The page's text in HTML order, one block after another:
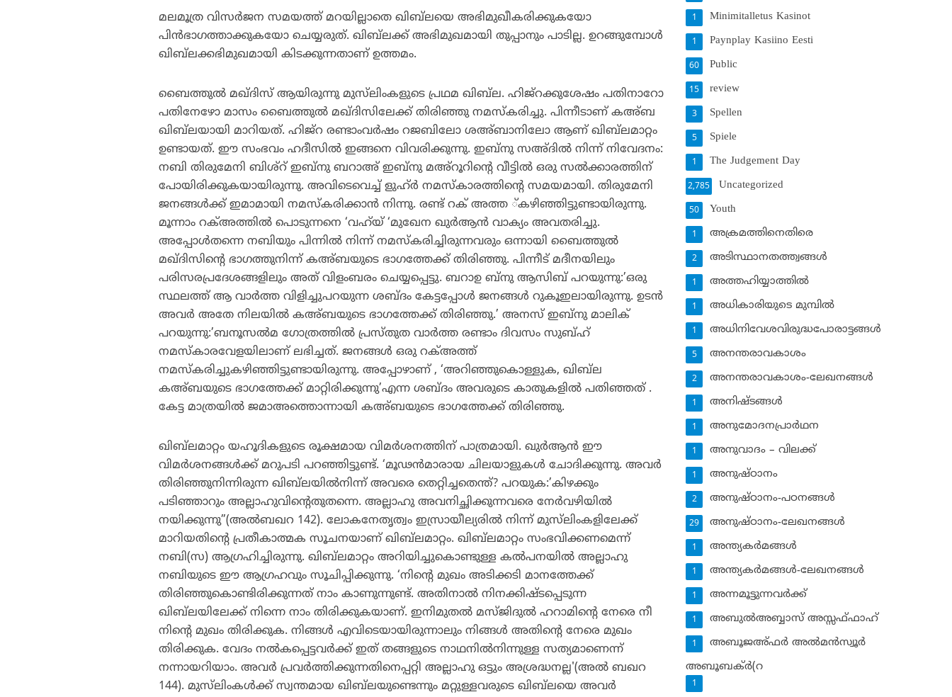
മലമൂത്ര വിസര്‍ജന സമയത്ത് മറയില്ലാതെ ഖിബ്‌ലയെ അഭിമുഖീകരിക്കുകയോ
പിന്‍ഭാഗത്താക്കുകയോ ചെയ്യരുത്. ഖിബ്‌ലക്ക് അഭിമുഖമായി തുപ്പാനും പാടില്ല. ഉറങ്ങുമ്പോള്‍
ഖിബ്‌ലക്കഭിമുഖമായി കിടക്കുന്നതാണ് ഉത്തമം.
ബൈത്തുല്‍ മഖ്ദിസ് ആയിരുന്നു മുസ്‌ലിംകളുടെ പ്രഥമ ഖിബ്‌ല. ഹിജ്‌റക്കുശേഷം പതിനാറോ
പതിനേഴോ മാസം ബൈത്തുല്‍ മഖ്ദിസിലേക്ക് തിരിഞ്ഞു നമസ്‌കരിച്ചു. പിന്നീടാണ് കഅ്ബ
ഖിബ്‌ലയായി മാറിയത്. ഹിജ്‌റ രണ്ടാംവര്‍ഷം റജബിലോ ശഅ്ബാനിലോ ആണ് ഖിബ്‌ലമാറ്റം
ഉണ്ടായത്. ഈ സംഭവം ഹദീസില്‍ ഇങ്ങനെ വിവരിക്കുന്നു. ഇബ്‌നു സഅ്ദില്‍ നിന്ന് നിവേദനം:
നബി തിരുമേനി ബിശ്‌റ് ഇബ്‌നു ബറാഅ് ഇബ്‌നു മഅ്‌റൂറിന്റെ വീട്ടില്‍ ഒരു സല്‍ക്കാരത്തിന്
പോയിരിക്കുകയായിരുന്നു. അവിടെവെച്ച് ളുഹ്ര്‍ നമസ്‌കാരത്തിന്റെ സമയമായി. തിരുമേനി
ജനങ്ങള്‍ക്ക് ഇമാമായി നമസ്‌കരിക്കാന്‍ നിന്നു. രണ്ട് റക് അത്ത ്കഴിഞ്ഞിട്ടുണ്ടായിരുന്നു.
മൂന്നാം റക്അത്തില്‍ പൊടുന്നനെ ‘വഹ്‌യ് ‘മുഖേന ഖുര്‍ആന്‍ വാക്യം അവതരിച്ചു.
അപ്പോള്‍തന്നെ നബിയും പിന്നില്‍ നിന്ന് നമസ്‌കരിച്ചിരുന്നവരും ഒന്നായി ബൈത്തുല്‍
മഖ്ദിസിന്റെ ഭാഗത്തുനിന്ന് കഅ്ബയുടെ ഭാഗത്തേക്ക് തിരിഞ്ഞു. പിന്നീട് മദീനയിലും
പരിസരപ്രദേശങ്ങളിലും അത് വിളംബരം ചെയ്യപ്പെട്ടു. ബറാഉ ബ്‌നു ആസിബ് പറയുന്നു:’ഒരു
സ്ഥലത്ത് ആ വാര്‍ത്ത വിളിച്ചുപറയുന്ന ശബ്ദം കേട്ടപ്പോള്‍ ജനങ്ങള്‍ റുകൂഇലായിരുന്നു. ഉടന്‍
അവര്‍ അതേ നിലയില്‍ കഅ്ബയുടെ ഭാഗത്തേക്ക് തിരിഞ്ഞു.’ അനസ് ഇബ്‌നു മാലിക്
പറയുന്നു:’ബനൂസല്‍മ ഗോത്രത്തില്‍ പ്രസ്തുത വാര്‍ത്ത രണ്ടാം ദിവസം സുബ്ഹ്
നമസ്‌കാരവേളയിലാണ് ലഭിച്ചത്. ജനങ്ങള്‍ ഒരു റക്അത്ത്
നമസ്‌കരിച്ചുകഴിഞ്ഞിട്ടുണ്ടായിരുന്നു. അപ്പോഴാണ് , ‘അറിഞ്ഞുകൊള്ളുക, ഖിബ്‌ല
കഅ്ബയുടെ ഭാഗത്തേക്ക് മാറ്റിരിക്കുന്നു’എന്ന ശബ്ദം അവരുടെ കാതുകളില്‍ പതിഞ്ഞത് .
കേട്ട മാത്രയില്‍ ജമാഅത്തൊന്നായി കഅ്ബയുടെ ഭാഗത്തേക്ക് തിരിഞ്ഞു.
ഖിബ്‌ലമാറ്റം യഹൂദികളുടെ രൂക്ഷമായ വിമര്‍ശനത്തിന് പാത്രമായി. ഖുര്‍ആന്‍ ഈ
വിമര്‍ശനങ്ങള്‍ക്ക് മറുപടി പറഞ്ഞിട്ടുണ്ട്. ‘മൂഢന്‍മാരായ ചിലയാളുകള്‍ ചോദിക്കുന്നു. അവര്‍
തിരിഞ്ഞുനിന്നിരുന്ന ഖിബ്‌ലയില്‍നിന്ന് അവരെ തെറ്റിച്ചതെന്ത്? പറയുക:’കിഴക്കും
പടിഞ്ഞാറും അല്ലാഹുവിന്റെതുതന്നെ. അല്ലാഹു അവനിച്ഛിക്കുന്നവരെ നേര്‍വഴിയില്‍
നയിക്കുന്നു”(അല്‍ബഖറ 142). ലോകനേതൃത്വം ഇസ്രായീല്യരില്‍ നിന്ന് മുസ്‌ലിംകളിലേക്ക്
മാറിയതിന്റെ പ്രതീകാത്മക സൂചനയാണ് ഖിബ്‌ലമാറ്റം. ഖിബ്‌ലമാറ്റം സംഭവിക്കണമെന്ന്
നബി(സ) ആഗ്രഹിച്ചിരുന്നു. ഖിബ്‌ലമാറ്റം അറിയിച്ചുകൊണ്ടുള്ള കല്‍പനയില്‍ അല്ലാഹു
നബിയുടെ ഈ ആഗ്രഹവും സൂചിപ്പിക്കുന്നു. ‘നിന്റെ മുഖം അടിക്കടി മാനത്തേക്ക്
തിരിഞ്ഞുകൊണ്ടിരിക്കുന്നത് നാം കാണുന്നുണ്ട്. അതിനാല്‍ നിനക്കിഷ്ടപ്പെടുന്ന
ഖിബ്‌ലയിലേക്ക് നിന്നെ നാം തിരിക്കുകയാണ്. ഇനിമുതല്‍ മസ്ജിദുല്‍ ഹറാമിന്റെ നേരെ നീ
നിന്റെ മുഖം തിരിക്കുക. നിങ്ങള്‍ എവിടെയായിരുന്നാലും നിങ്ങള്‍ അതിന്റെ നേരെ മുഖം
തിരിക്കുക. വേദം നല്‍കപ്പെട്ടവര്‍ക്ക് ഇത് തങ്ങളുടെ നാഥനില്‍നിന്നുള്ള സത്യമാണെന്ന്
നന്നായറിയാം. അവര്‍ പ്രവര്‍ത്തിക്കുന്നതിനെപ്പറ്റി അല്ലാഹു ഒട്ടും അശ്രദ്ധനല്ല'(അല്‍ ബഖറ
144). മുസ്‌ലിംകള്‍ക്ക് സ്വന്തമായ ഖിബ്‌ലയുണ്ടെന്നും മറ്റുള്ളവരുടെ ഖിബ്‌ലയെ അവര്‍
Minimitalletus Kasinot
1
Paynplay Kasiino Eesti
1
Public
60
review
15
Spellen
3
Spiele
5
The Judgement Day
1
Uncategorized
2,785
Youth
50
അക്രമത്തിനെതിരെ
1
അടിസ്ഥാനതത്ത്വങ്ങള്‍
2
അത്തഹിയ്യാത്തില്‍
1
അധികാരിയുടെ മുമ്പില്‍
1
അധിനിവേശവിരുദ്ധപോരാട്ടങ്ങള്‍
1
അനന്തരാവകാശം
5
അനന്തരാവകാശം-ലേഖനങ്ങള്‍
2
അനിഷ്ടങ്ങള്‍
1
അനുമോദനപ്രാര്‍ഥന
1
അനുവാദം – വിലക്ക്‌
1
അനുഷ്ഠാനം
1
അനുഷ്ഠാനം-പഠനങ്ങള്‍
2
അനുഷ്ഠാനം-ലേഖനങ്ങള്‍
29
അന്ത്യകര്‍മങ്ങള്‍
1
അന്ത്യകര്‍മങ്ങള്‍-ലേഖനങ്ങള്‍
1
അന്നമൂട്ടുന്നവര്‍ക്ക്
1
അബുല്‍അബ്ബാസ് അസ്സഫ്ഫാഹ്‌
1
അബൂജഅ്ഫര്‍ അല്‍മന്‍സ്വൂര്‍
1
അബൂബക്ര്‍(റ
1